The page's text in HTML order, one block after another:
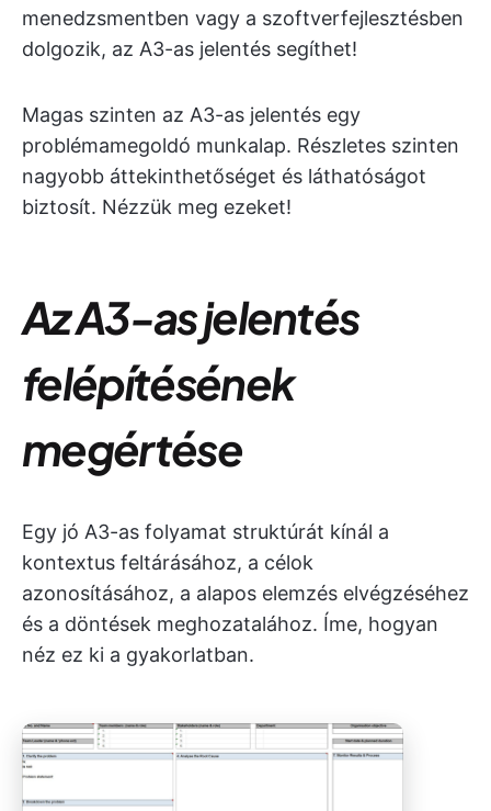
menedzsmentben vagy a szoftverfejlesztésben
dolgozik, az A3-as jelentés segíthet!
Magas szinten az A3-as jelentés egy
problémamegoldó munkalap. Részletes szinten
nagyobb áttekinthetőséget és láthatóságot
biztosít. Nézzük meg ezeket!
Az A3-as jelentés
felépítésének
megértése
Egy jó A3-as folyamat struktúrát kínál a
kontextus feltárásához, a célok
azonosításához, a alapos elemzés elvégzéséhez
és a döntések meghozatalához. Íme, hogyan
néz ez ki a gyakorlatban.